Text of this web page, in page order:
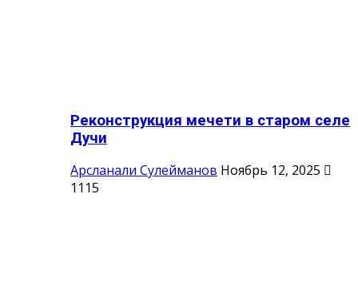
Реконструкция мечети в старом селе
Дучи
Арсланали Сулейманов Ноябрь 12, 2025
1115